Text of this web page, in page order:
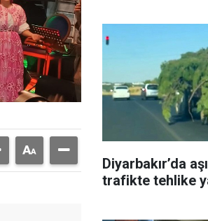
Diyarbakır’da
trafikte tehlike